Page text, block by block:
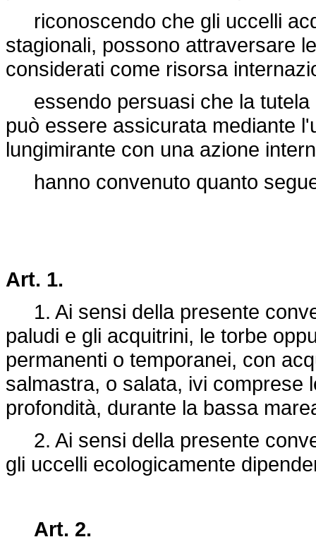
riconoscendo che gli uccelli
stagionali, possono attraversare
considerati come risorsa
essendo persuasi che la tutela
può essere assicurata mediante
lungimirante con una azione
hanno convenuto quanto
Art. 1.
1. Ai sensi della presente
paludi e gli acquitrini, le torbe
permanenti o temporanei, con
salmastra, o salata, ivi comprese
profondità, durante la bassa
2. Ai sensi della presente
gli uccelli ecologicamente
Art. 2.